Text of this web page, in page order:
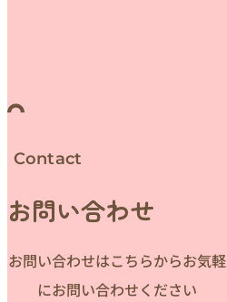
Contact
お問い合わせ
お問い合わせはこちらからお気軽
にお問い合わせください